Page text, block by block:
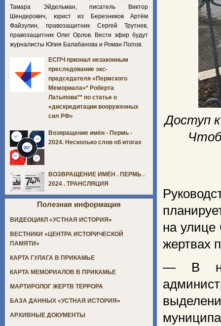
Доступ
на
жертвах
— В
Тамара Эйдельман, писатель Виктор
Шендерович, юрист из Березников Артём
Файзулин, правозащитник Сергей Трутнев,
правозащитник Олег Орлов. Вести эфир будут
журналисты Юлия Балабанова и Роман Попов.
ЕСПЧ признал незаконным
преследование экс-
председателя «Пермского
Мемориала»* Роберта
Латыпова** по статье о
«дискредитации вооруженных
сил РФ»
Возвращение имён - Пермь -
2024. Несколько слов об итогах
ВОЗВРАЩЕНИЕ ИМЁН . ПЕРМЬ .
2024 . ТРАНСЛЯЦИЯ
Полезная информация
ВИДЕОЦИКЛ «УСТНАЯ ИСТОРИЯ»
ВЕСТНИКИ «ЦЕНТРА ИСТОРИЧЕСКОЙ
ПАМЯТИ»
КАРТА ГУЛАГА В ПРИКАМЬЕ
КАРТА МЕМОРИАЛОВ В ПРИКАМЬЕ
МАРТИРОЛОГ ЖЕРТВ ТЕРРОРА
БАЗА ДАННЫХ «УСТНАЯ ИСТОРИЯ»
АРХИВНЫЕ ДОКУМЕНТЫ